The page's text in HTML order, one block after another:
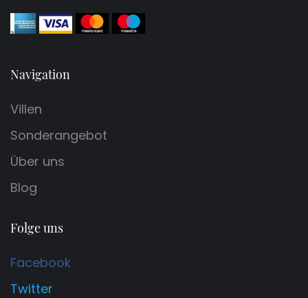
Navigation
Villen
Sonderangebot
Über uns
Blog
Folge uns
Facebook
Twitter